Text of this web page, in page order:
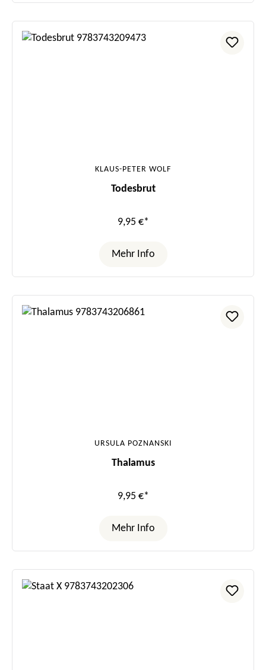
KLAUS-PETER WOLF
Todesbrut
9,95 €*
Mehr Info
URSULA POZNANSKI
Thalamus
9,95 €*
Mehr Info